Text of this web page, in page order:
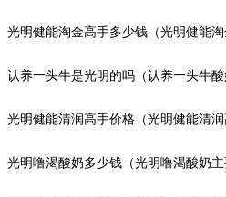
光明健能淘金高手多少钱（光明健能淘
认养一头牛是光明的吗（认养一头牛酸
光明健能清润高手价格（光明健能清润
光明噜渴酸奶多少钱（光明噜渴酸奶主